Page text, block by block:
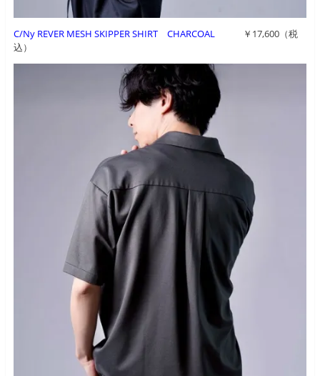
C/Ny REVER MESH SKIPPER SHIRT CHARCOAL
￥17,600（税
込）